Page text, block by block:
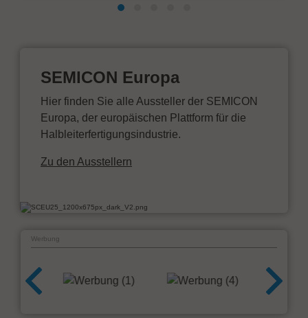
SEMICON Europa
Hier finden Sie alle Aussteller der SEMICON
Europa, der europäischen Plattform für die
Halbleiterfertigungsindustrie.
Zu den Ausstellern
Werbung